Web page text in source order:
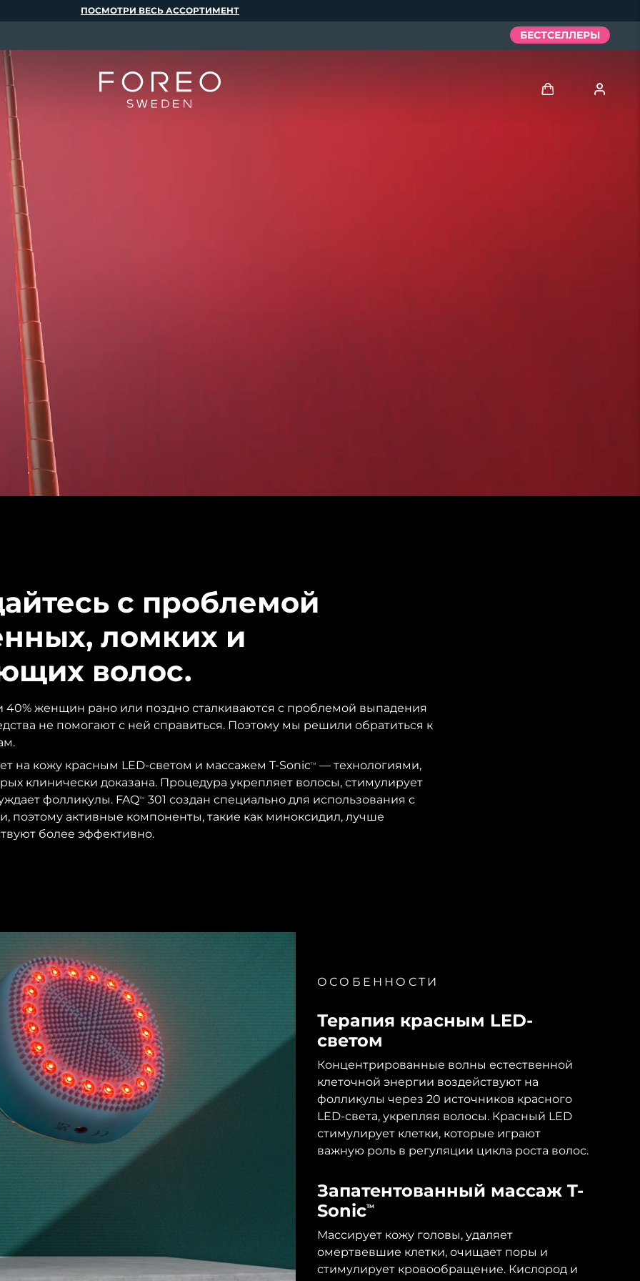
с проблемой
ломких и
волос.
40% женщин рано или поздно сталкиваются с проблемой выпадения
не помогают с ней справиться. Поэтому мы решили обратиться к
на кожу красным LED-светом и массажем T-SonicTM
— технологиями,
клинически доказана. Процедура укрепляет волосы, стимулирует
фолликулы. FAQTM
301 создан специально для использования с
поэтому активные компоненты, такие как миноксидил, лучше
более эффективно.
ОСОБЕННОСТИ
Терапия красным LED-
светом
Концентрированные волны естественной
клеточной энергии воздействуют на
фолликулы через 20 источников красного
LED-света, укрепляя волосы. Красный LED
стимулирует клетки, которые играют
важную роль в регуляции цикла роста волос.
Запатентованный массаж T-
SonicTM
Массирует кожу головы, удаляет
омертвевшие клетки, очищает поры и
стимулирует кровообращение. Кислород и
ПОСМОТРИ ВЕСЬ АССОРТИМЕНТ
БЕСТСЕЛЛЕРЫ